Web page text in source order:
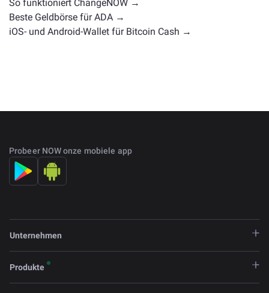
So funktioniert ChangeNOW →
Beste Geldbörse für ADA →
iOS- und Android-Wallet für Bitcoin Cash →
Probeer NOW onze mobiele app
Unternehmen
Produkte